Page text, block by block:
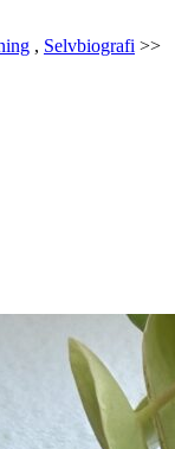
, Selvbiografi >>